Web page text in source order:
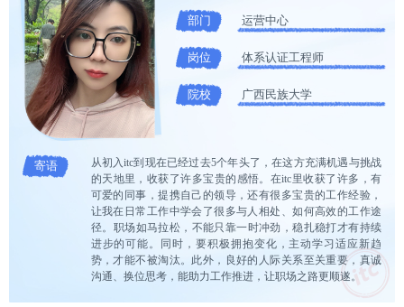
部门 运营中心
岗位 体系认证工程师
院校 广西民族大学
寄语
从初入itc到现在已经过去5个年头了，在这方充满机遇与挑战
的天地里，收获了许多宝贵的感悟。在itc里收获了许多，有
可爱的同事，提携自己的领导，还有很多宝贵的工作经验，
让我在日常工作中学会了很多与人相处、如何高效的工作途
径。​职场如马拉松，不能只靠一时冲劲，稳扎稳打才有持续
进步的可能。同时，要积极拥抱变化，主动学习适应新趋
势，才能不被淘汰。此外，良好的人际关系至关重要，真诚
沟通、换位思考，能助力工作推进，让职场之路更顺遂。